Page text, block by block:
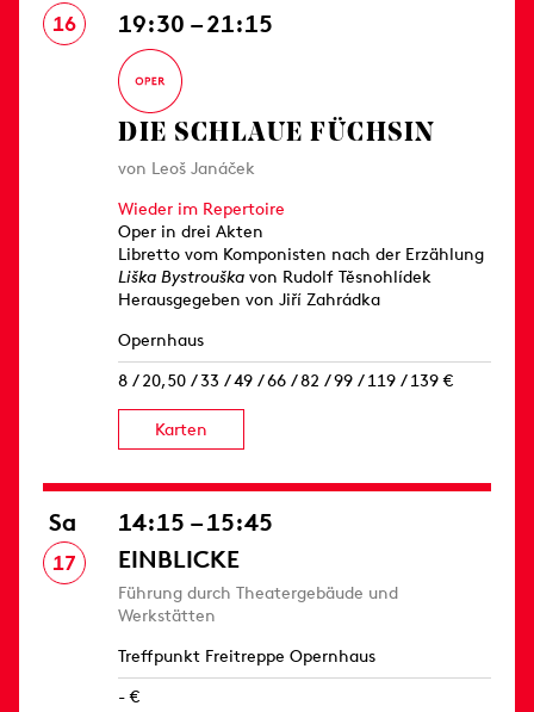
16 19:30 – 21:15
DIE SCHLAUE FÜCHSIN
von Leoš Janáček
Wieder im Repertoire
Oper in drei Akten
Libretto vom Komponisten nach der Erzählung
Liška Bystrouška von Rudolf Těsnohlídek
Herausgegeben von Jiří Zahrádka
Opernhaus
8 / 20,50 / 33 / 49 / 66 / 82 / 99 / 119 / 139 €
Karten
Sa
17
14:15 – 15:45
EINBLICKE
Führung durch Theatergebäude und
Werkstätten
Treffpunkt Freitreppe Opernhaus
- €